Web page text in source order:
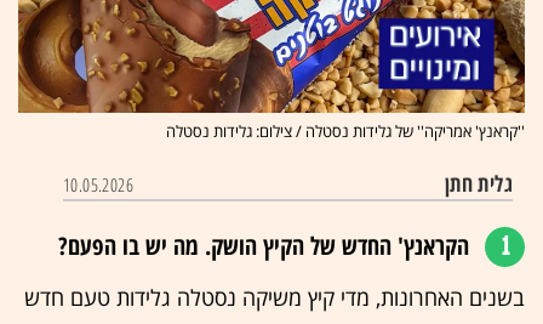
''קראנץ' אמריקה'' של גלידות נסטלה / צילום: גלידות נסטלה
גלית חתן 10.05.2026
1 הקראנץ' החדש של הקיץ הושק. מה יש בו הפעם?
בשנים האחרונות, מדי קיץ משיקה נסטלה גלידות טעם חדש